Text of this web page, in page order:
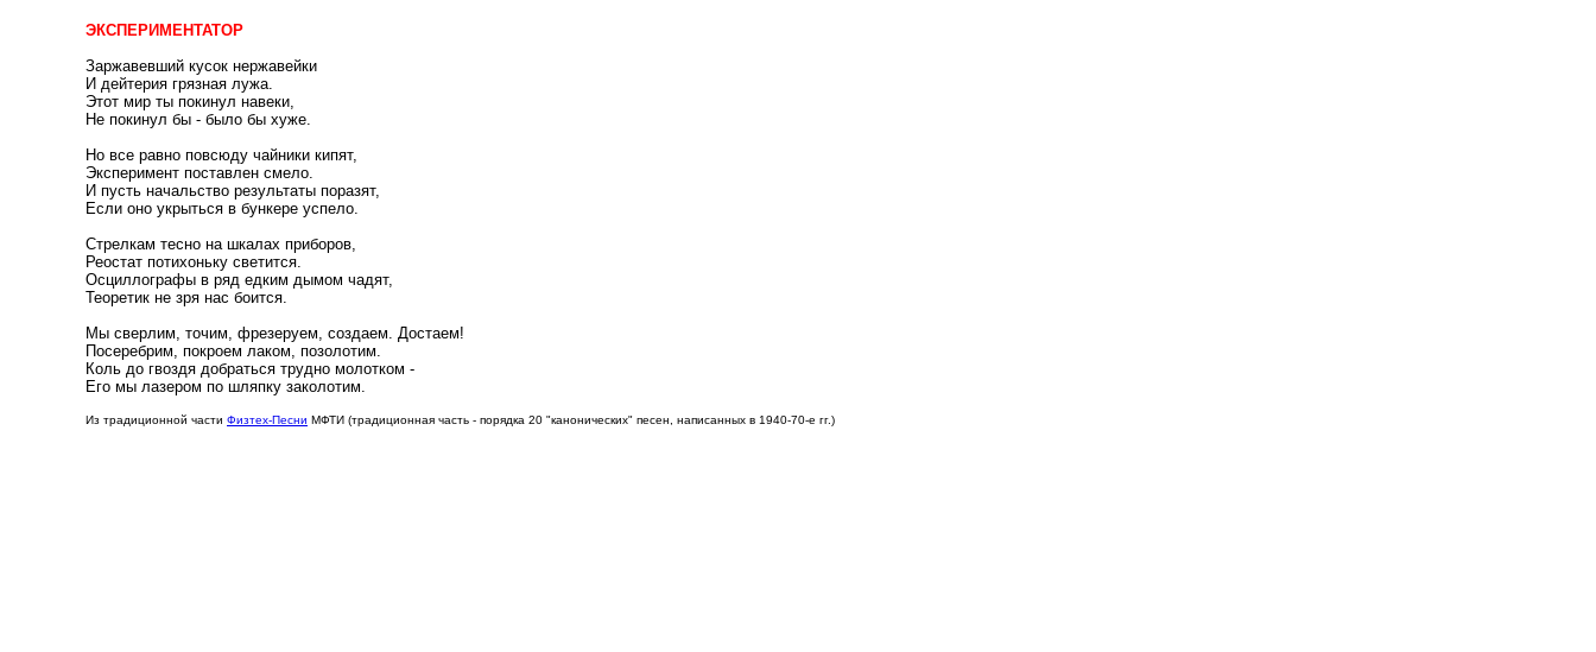
ЭКСПЕРИМЕНТАТОР
Заржавевший кусок нержавейки
И дейтерия грязная лужа.
Этот мир ты покинул навеки,
Не покинул бы - было бы хуже.
Но все равно повсюду чайники кипят,
Эксперимент поставлен смело.
И пусть начальство результаты поразят,
Если оно укрыться в бункере успело.
Стрелкам тесно на шкалах приборов,
Реостат потихоньку светится.
Осциллографы в ряд едким дымом чадят,
Теоретик не зря нас боится.
Мы сверлим, точим, фрезеруем, создаем. Достаем!
Посеребрим, покроем лаком, позолотим.
Коль до гвоздя добраться трудно молотком -
Его мы лазером по шляпку заколотим.
Из традиционной части Физтех-Песни МФТИ (традиционная часть - порядка 20 "канонических" песен, написанных в 1940-70-е гг.)